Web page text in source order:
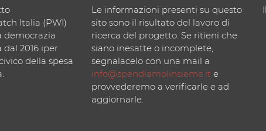
Italia (PWI)
democrazia
2016 iper
della spesa
Le informazioni presenti su questo
sito sono il risultato del lavoro di
ricerca del progetto. Se ritieni che
siano inesatte o incomplete,
segnalacelo con una mail a
info@spendiamolinsieme.ite
provvederemo a verificarle e ad
aggiornarle.